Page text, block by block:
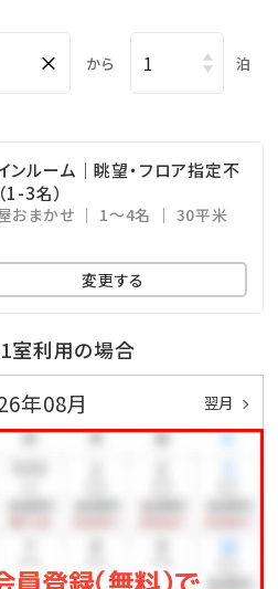
ン「レイール」
たブッフェ朝食
月末まで
期クローズとなります
下旬予定です
× から 泊
ンルーム｜眺望・フロア指定不
1-3名）
おまかせ 1～4名 30平米
変更する
室利用の場合
年08月 翌月